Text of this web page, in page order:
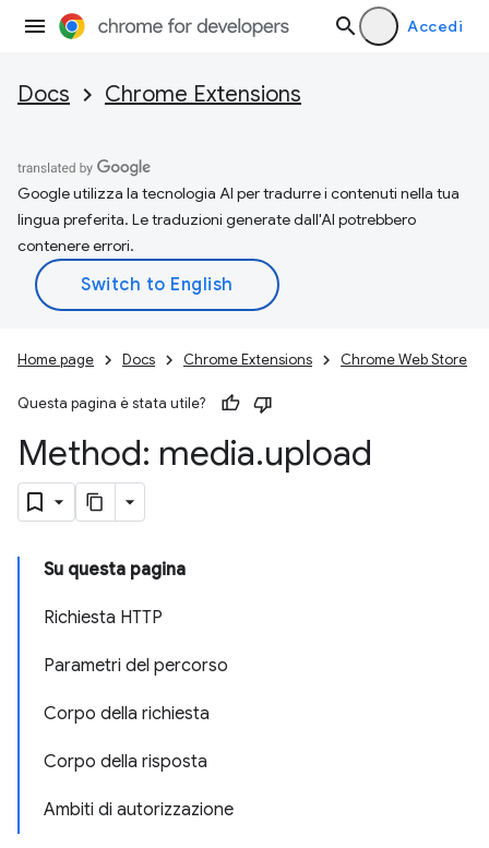
Accedi
Docs Chrome Extensions
Google utilizza la tecnologia AI per tradurre i contenuti nella tua
lingua preferita. Le traduzioni generate dall'AI potrebbero
contenere errori.
Home page Docs Chrome Extensions Chrome Web Store
Questa pagina è stata utile?
Method: media.upload
Su questa pagina
Richiesta HTTP
Parametri del percorso
Corpo della richiesta
Corpo della risposta
Ambiti di autorizzazione